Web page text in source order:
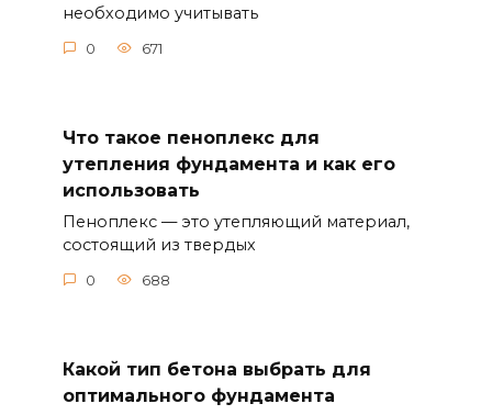
необходимо учитывать
0 671
Что такое пеноплекс для
утепления фундамента и как его
использовать
Пеноплекс — это утепляющий материал,
состоящий из твердых
0 688
Какой тип бетона выбрать для
оптимального фундамента